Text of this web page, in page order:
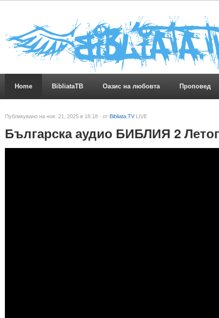
Home BibliataTB Оазис на любовта Проповед
Публикувано на ное. 21, 2025 в 16:18 · от Bibliata.TV LIVE
Българска аудио БИБЛИЯ 2